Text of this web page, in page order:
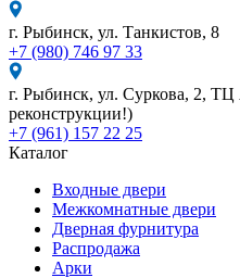
г. Рыбинск, ул. Танкистов, 8
+7 (980) 746 97 33
г. Рыбинск, ул. Суркова, 2,
реконструкции!)
+7 (961) 157 22 25
Каталог
Входные двери
Межкомнатные двери
Дверная фурнитура
Распродажа
Арки